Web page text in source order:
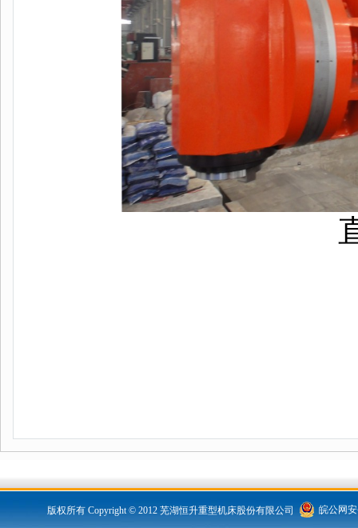
版权所有 Copyright © 2012 芜湖恒升重型机床股份有限公司 皖公网安